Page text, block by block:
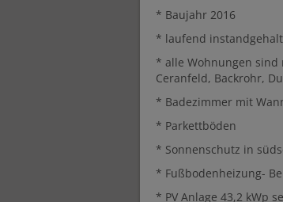
* Baujahr 2016
* laufend
* alle Wohnungen sind
Ceranfeld, Backrohr,
* Badezimmer mit
* Parkettböden
* Sonnenschutz in
* Fußbodenheizung-
* PV Anlage 43,2 kWp